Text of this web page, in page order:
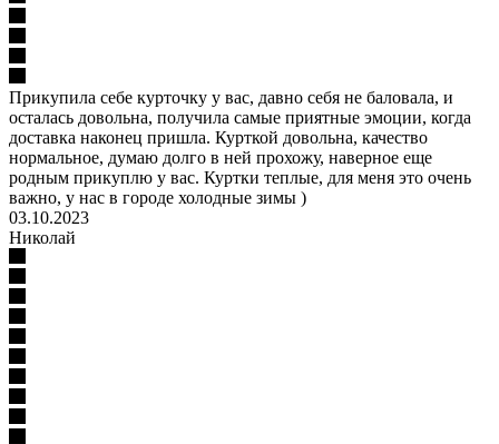
Прикупила себе курточку у вас, давно себя не баловала, и
осталась довольна, получила самые приятные эмоции, когда
доставка наконец пришла. Курткой довольна, качество
нормальное, думаю долго в ней прохожу, наверное еще
родным прикуплю у вас. Куртки теплые, для меня это очень
важно, у нас в городе холодные зимы )
03.10.2023
Николай